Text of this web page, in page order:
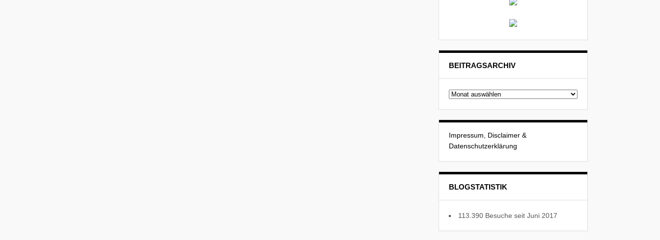
BEITRAGSARCHIV
Beitragsarchiv
Impressum, Disclaimer &
Datenschutzerklärung
BLOGSTATISTIK
113.390 Besuche seit Juni 2017